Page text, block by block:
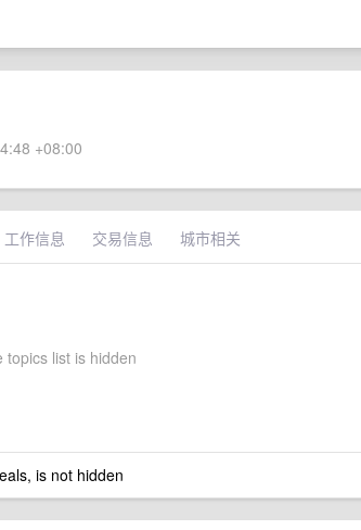
+08:00
工作信息 交易信息 城市相关
topics list is hidden
is not hidden